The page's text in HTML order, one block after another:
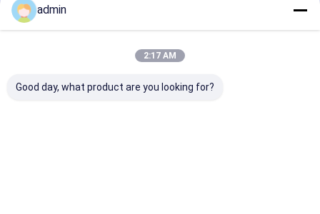
Rekomendasi Produk
admin
2:17 AM
Good day, what product are you looking for?